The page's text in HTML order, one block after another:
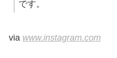
です。
via www.instagram.com